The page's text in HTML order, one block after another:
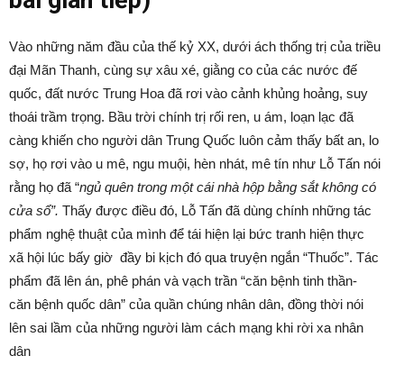
Vào những năm đầu của thế kỷ XX, dưới ách thống trị của triều
đại Mãn Thanh, cùng sự xâu xé, giằng co của các nước đế
quốc, đất nước Trung Hoa đã rơi vào cảnh khủng hoảng, suy
thoái trầm trọng. Bầu trời chính trị rối ren, u ám, loạn lạc đã
càng khiến cho người dân Trung Quốc luôn cảm thấy bất an, lo
sợ, họ rơi vào u mê, ngu muội, hèn nhát, mê tín như Lỗ Tấn nói
rằng họ đã “ngủ quên trong một cái nhà hộp bằng sắt không có
cửa sổ”. Thấy được điều đó, Lỗ Tấn đã dùng chính những tác
phẩm nghệ thuật của mình để tái hiện lại bức tranh hiện thực
xã hội lúc bấy giờ đầy bi kịch đó qua truyện ngắn “Thuốc”. Tác
phẩm đã lên án, phê phán và vạch trần “căn bệnh tinh thần-
căn bệnh quốc dân” của quần chúng nhân dân, đồng thời nói
lên sai lầm của những người làm cách mạng khi rời xa nhân
dân